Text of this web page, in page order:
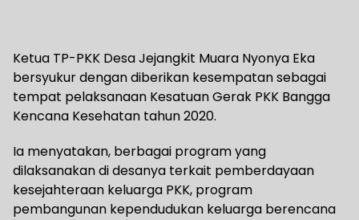
Ketua TP-PKK Desa Jejangkit Muara Nyonya Eka
bersyukur dengan diberikan kesempatan sebagai
tempat pelaksanaan Kesatuan Gerak PKK Bangga
Kencana Kesehatan tahun 2020.
Ia menyatakan, berbagai program yang
dilaksanakan di desanya terkait pemberdayaan
kesejahteraan keluarga PKK, program
pembangunan kependudukan keluarga berencana